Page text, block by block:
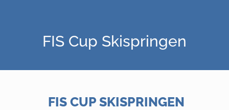
FIS Cup Skispringen
FIS CUP SKISPRINGEN